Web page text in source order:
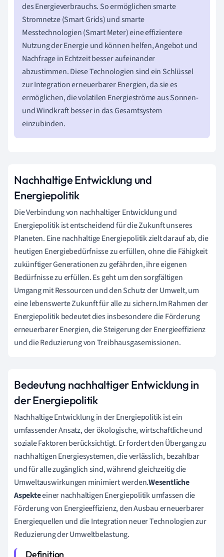
des Energieverbrauchs. So ermöglichen smarte
Stromnetze (Smart Grids) und smarte
Messtechnologien (Smart Meter) eine effizientere
Nutzung der Energie und können helfen, Angebot und
Nachfrage in Echtzeit besser aufeinander
abzustimmen. Diese Technologien sind ein Schlüssel
zur Integration erneuerbarer Energien, da sie es
ermöglichen, die volatilen Energieströme aus Sonnen-
und Windkraft besser in das Gesamtsystem
einzubinden.
Nachhaltige Entwicklung und
Energiepolitik
Die Verbindung von nachhaltiger Entwicklung und
Energiepolitik ist entscheidend für die Zukunft unseres
Planeten. Eine nachhaltige Energiepolitik zielt darauf ab, die
heutigen Energiebedürfnisse zu erfüllen, ohne die Fähigkeit
zukünftiger Generationen zu gefährden, ihre eigenen
Bedürfnisse zu erfüllen. Es geht um den sorgfältigen
Umgang mit Ressourcen und den Schutz der Umwelt, um
eine lebenswerte Zukunft für alle zu sichern.Im Rahmen der
Energiepolitik bedeutet dies insbesondere die Förderung
erneuerbarer Energien, die Steigerung der Energieeffizienz
und die Reduzierung von Treibhausgasemissionen.
Bedeutung nachhaltiger Entwicklung in
der Energiepolitik
Nachhaltige Entwicklung in der Energiepolitik ist ein
umfassender Ansatz, der ökologische, wirtschaftliche und
soziale Faktoren berücksichtigt. Er fordert den Übergang zu
nachhaltigen Energiesystemen, die verlässlich, bezahlbar
und für alle zugänglich sind, während gleichzeitig die
Umweltauswirkungen minimiert werden.Wesentliche
Aspekteeiner nachhaltigen Energiepolitik umfassen die
Förderung von Energieeffizienz, den Ausbau erneuerbarer
Energiequellen und die Integration neuer Technologien zur
Reduzierung der Umweltbelastung.